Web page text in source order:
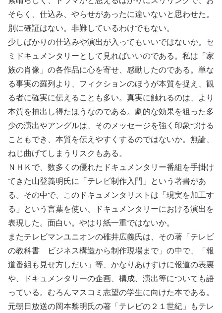
そらく、仕込み、やらせがあったに違いないと思わせた。
別に確証はない。非難しているわけでもない。
少しばかりの仕込みや演出が入ってもいいではないか。セ
ミドキュメンタリーとして見ればいいのである。私は「家
族の肖像」の各作品に心を寄せ、感動したのである。単な
る事実の羅列より、フィクションのほうが本質を捉え、観
る者に確実に伝えることも多い。真実に触れるのは、より
本質を抽出し得たほうなのである。劇的な効果を狙った多
少の演出やアングルは、そのメッセージを強く印象づける
こともでき、本質を伝えやすくするのではないか。無論、
ねじ曲げてしまうリスクもある。
ＮＨＫで、数多くの優れたドキュメンタリー番組を手掛け
てきた山登義明氏に「テレビ制作入門」という著書があ
る。その中で、このドキュメンタリストは「現実を加工す
る」という言葉を使い、ドキュメンタリーにおける演出を
表現した。面白い。やはり紙一重ではないか。
またテレビマンユニオンの碓井広義氏は、その著「テレビ
の教科書 ビジネス構造から制作現場まで」の中で、「報
道番組も見せ方しだい」等、かなりあけすけに報道の表裏
や、ドキュメンタリーの企画、構成、演出等についても語
っている。むろんマスコミ志望の学生に向けた本である。
元朝日放送の岡本黎明氏の著「テレビの２１世紀」もテレ